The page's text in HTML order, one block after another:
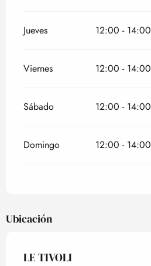
Jueves 12:00 - 14:00
Viernes 12:00 - 14:00
Sábado 12:00 - 14:00
Domingo 12:00 - 14:00
Ubicación
LE TIVOLI